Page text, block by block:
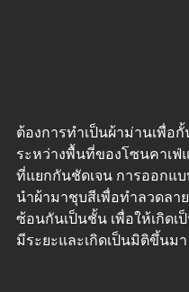
ต้องการทำเป็นผ้าม่านเพื่อ
ระหว่างพื้นที่ของโซนคาเฟ่
ที่แยกกันชัดเจน การออกแ
นำผ้ามาชุบสีเพื่อทำลวดลา
ซ้อนกันเป็นชั้น เพื่อให้เกิดเ
มีระยะและเกิดเป็นมิติขึ้นมา